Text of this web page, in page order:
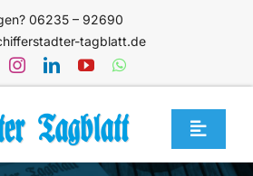
06235 – 92690
tagblatt.de
Toggle